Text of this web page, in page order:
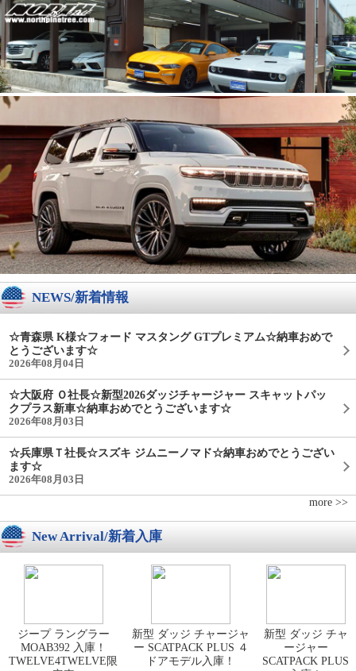
NEWS/新着情報
☆青森県 K様☆フォード マスタング GTプレミアム☆納車おめで
とうございます☆
2026年08月04日
☆大阪府 Ｏ社長☆新型2026ダッジチャージャー スキャットパッ
クプラス新車☆納車おめでとうございます☆
2026年08月03日
☆兵庫県Ｔ社長☆スズキ ジムニーノマド☆納車おめでとうござい
ます☆
2026年08月03日
more >>
New Arrival/新着入庫
ジープ ラングラー
MOAB392 入庫！
TWELVE4TWELVE限
新型 ダッジ チャージャ
ー SCATPACK PLUS ４
ドアモデル入庫！
新型 ダッジ チャ
ージャー
SCATPACK PLUS